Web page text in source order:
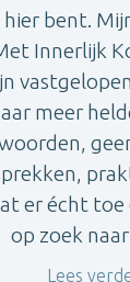
bent.
Innerlijk
meer
er écht toe
op zoek
Lees